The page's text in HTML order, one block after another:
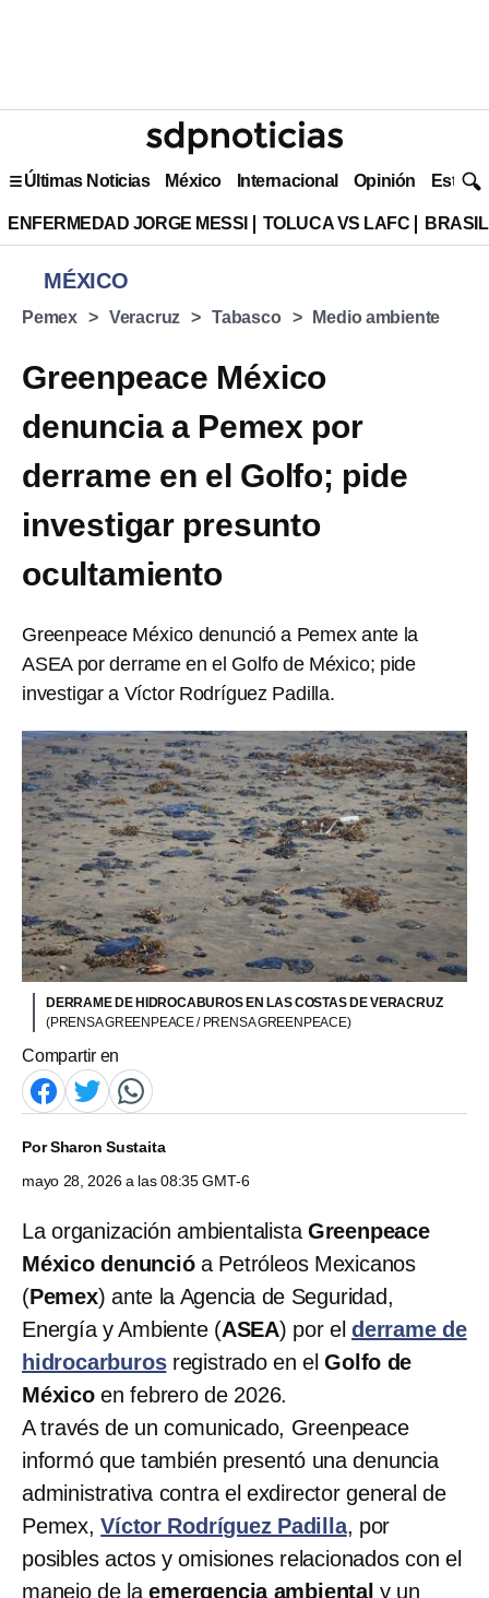
Últimas Noticias México Internacional Opinión Estilo
ENFERMEDAD JORGE MESSI TOLUCA VS LAFC
MÉXICO
Pemex Veracruz Tabasco Medio ambiente
Greenpeace México
denuncia a Pemex por
derrame en el Golfo; pide
investigar presunto
ocultamiento
Greenpeace México denunció a Pemex ante la
ASEA por derrame en el Golfo de México; pide
investigar a Víctor Rodríguez Padilla.
DERRAME DE HIDROCABUROS EN LAS COSTAS DE VERACRUZ
(PRENSA GREENPEACE / PRENSA GREENPEACE)
Compartir en
PorSharon Sustaita
mayo 28, 2026 a las 08:35 GMT-6
La organización ambientalista Greenpeace
México denuncióa Petróleos Mexicanos
(Pemex) ante la Agencia de Seguridad,
Energía y Ambiente (ASEA) por elderrame de
hidrocarburosregistrado en elGolfo de
Méxicoen febrero de 2026.
A través de un comunicado, Greenpeace
informó que también presentó una denuncia
administrativa contra el exdirector general de
Pemex,Víctor Rodríguez Padilla, por
posibles actos y omisiones relacionados con el
manejo de laemergencia ambiental y un